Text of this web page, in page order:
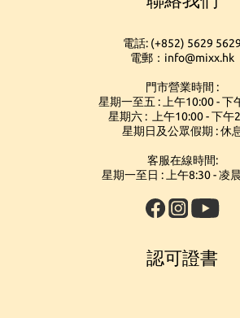
電話: (+852) 5629 5629
電郵：info@mixx.hk
門市營業時間 :
星期一至五 : 上午10:00 - 下
星期六 : 上午10:00 - 下午
星期日及公眾假期 : 休
客服在線時間:
星期一至日 : 上午8:30 - 凌
認可證書